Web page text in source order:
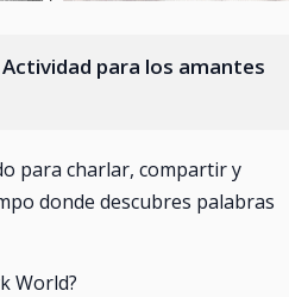
para los amantes
para charlar, compartir y
donde descubres palabras
World?